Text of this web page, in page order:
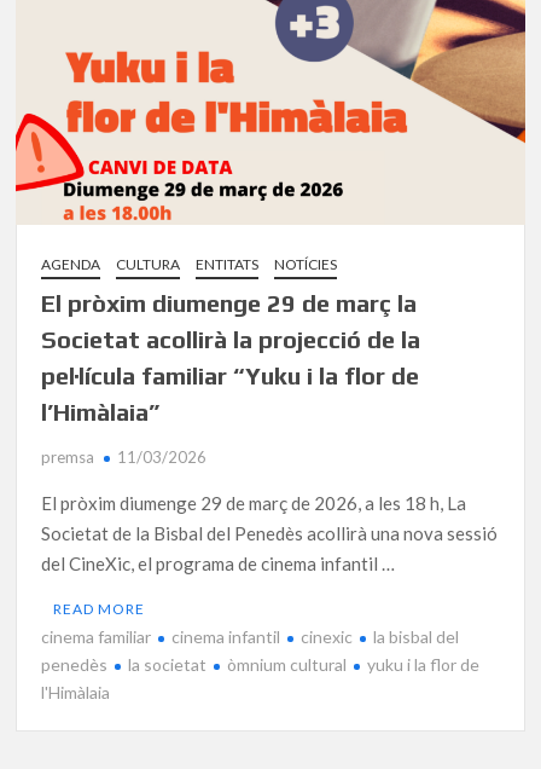
AGENDA CULTURA ENTITATS NOTÍCIES
El pròxim diumenge 29 de març la
Societat acollirà la projecció de la
pel·lícula familiar “Yuku i la flor de
l’Himàlaia”
premsa 11/03/2026
El pròxim diumenge 29 de març de 2026, a les 18 h, La
Societat de la Bisbal del Penedès acollirà una nova sessió
del CineXic, el programa de cinema infantil …
READ MORE
cinema familiar cinema infantil cinexic
la bisbal del
penedès
la societat òmnium cultural
yuku i la flor de
l'Himàlaia